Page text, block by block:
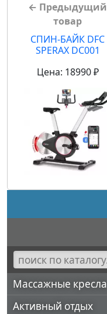
← Предыдущий
товар
CПИН-БАЙК DFC
SPERAX DC001
Цена: 18990 ₽
Массажные кресла
Активный отдых